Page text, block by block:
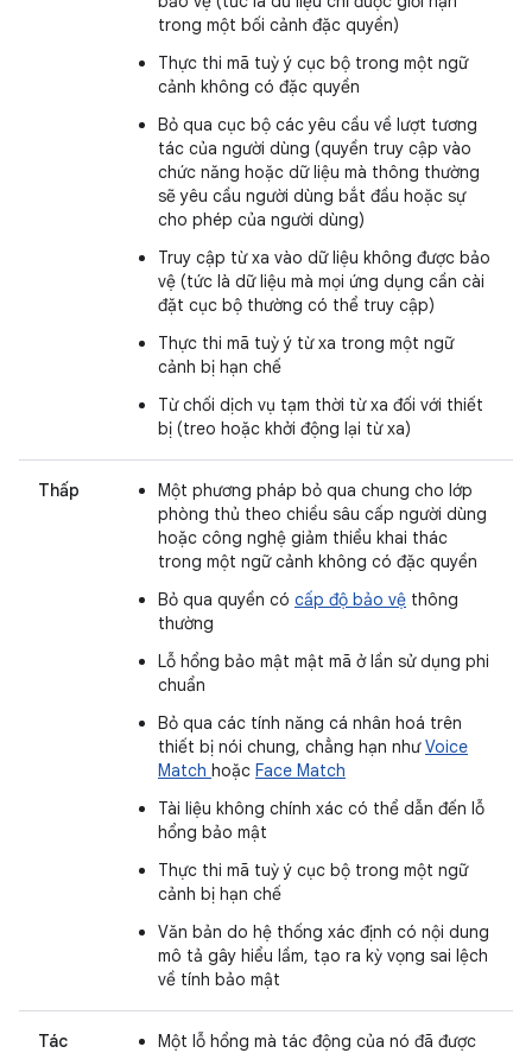
trong một bối cảnh đặc quyền)
Thực thi mã tuỳ ý cục bộ trong một ngữ
cảnh không có đặc quyền
Bỏ qua cục bộ các yêu cầu về lượt tương
tác của người dùng (quyền truy cập vào
chức năng hoặc dữ liệu mà thông thường
sẽ yêu cầu người dùng bắt đầu hoặc sự
cho phép của người dùng)
Truy cập từ xa vào dữ liệu không được bảo
vệ (tức là dữ liệu mà mọi ứng dụng cần cài
đặt cục bộ thường có thể truy cập)
Thực thi mã tuỳ ý từ xa trong một ngữ
cảnh bị hạn chế
Từ chối dịch vụ tạm thời từ xa đối với thiết
bị (treo hoặc khởi động lại từ xa)
Thấp
Một phương pháp bỏ qua chung cho lớp
phòng thủ theo chiều sâu cấp người dùng
hoặc công nghệ giảm thiểu khai thác
trong một ngữ cảnh không có đặc quyền
Bỏ qua quyền có cấp độ bảo vệ thông
thường
Lỗ hổng bảo mật mật mã ở lần sử dụng phi
chuẩn
Bỏ qua các tính năng cá nhân hoá trên
thiết bị nói chung, chẳng hạn nhưVoice
Match hoặc Face Match
Tài liệu không chính xác có thể dẫn đến lỗ
hổng bảo mật
Thực thi mã tuỳ ý cục bộ trong một ngữ
cảnh bị hạn chế
Văn bản do hệ thống xác định có nội dung
mô tả gây hiểu lầm, tạo ra kỳ vọng sai lệch
về tính bảo mật
Tác
Một lỗ hổng mà tác động của nó đã được